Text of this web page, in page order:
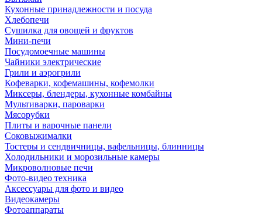
Кухонные принадлежности и посуда
Хлебопечи
Сушилка для овощей и фруктов
Мини-печи
Посудомоечные машины
Чайники электрические
Грили и аэрогрили
Кофеварки, кофемашины, кофемолки
Миксеры, блендеры, кухонные комбайны
Мультиварки, пароварки
Мясорубки
Плиты и варочные панели
Соковыжималки
Тостеры и сендвичницы, вафельницы, блинницы
Холодильники и морозильные камеры
Микроволновые печи
Фото-видео техника
Аксессуары для фото и видео
Видеокамеры
Фотоаппараты